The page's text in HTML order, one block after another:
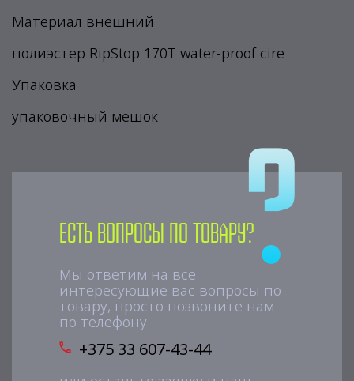
Материал внешний
полиэстер RipStop 170Т water-proof cire
Упаковка
упаковочный мешок
Есть вопросы по товару?
Мы ответим на все
интересующие вас вопросы по
товару, просто позвоните нам
по телефону
+375 33 607-43-44